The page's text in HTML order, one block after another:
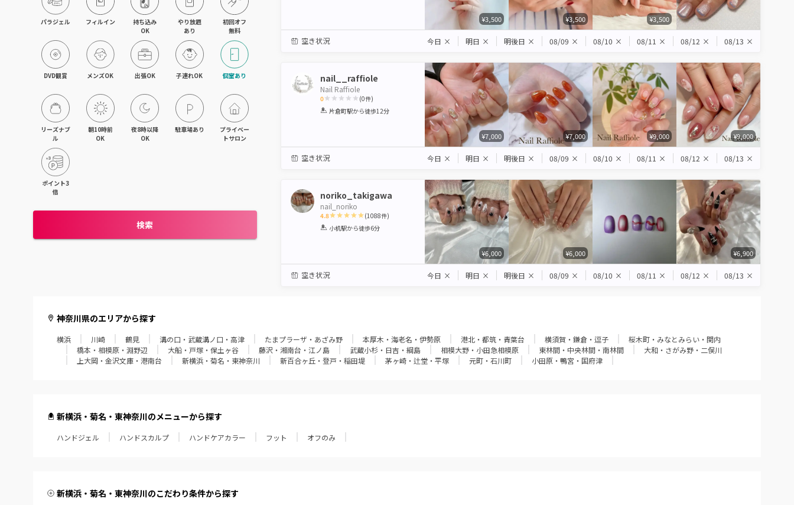
武蔵小杉・日吉・綱島
相模大野・小田急相模原
東林間・中央林間・南林間
大和・さがみ野・二俣川
上大岡・金沢文庫・港南台
パラジェル フィルイン
持ち込み
OK
やり放題
あり
初回オフ
無料
DVD観賞 メンズOK 出張OK 子連れOK 個室あり
リーズナブ
ル
朝10時前
OK
夜8時以降
OK
駐車場あり
プライベー
トサロン
ポイント3
倍
検索
¥3,500 ¥3,500 ¥3,500
空き状況 今日 × 明日 × 明後日 × 08/09 × 08/10 × 08/11 × 08/12 × 08/13 ×
nail__raffiole
Nail Raffiole
0
1 2 3 4 5
(0件)
片倉町駅から徒歩12分
¥7,000 ¥7,000 ¥9,000 ¥9,000
空き状況 今日 × 明日 × 明後日 × 08/09 × 08/10 × 08/11 × 08/12 × 08/13 ×
noriko_takigawa
nail_noriko
4.8
1 2 3 4 5
(1088件)
小机駅から徒歩6分
¥6,000 ¥6,000 ¥6,900
空き状況 今日 × 明日 × 明後日 × 08/09 × 08/10 × 08/11 × 08/12 × 08/13 ×
神奈川県のエリアから探す
横浜 川崎 鶴見 溝の口・武蔵溝ノ口・高津 たまプラーザ・あざみ野 本厚木・海老名・伊勢原 港北・都筑・青葉台 横須賀・鎌倉・逗子
桜木町・みなとみらい・関内
橋本・相模原・淵野辺
大船・戸塚・保土ヶ谷 藤沢・湘南台・江ノ島 武蔵小杉・日吉・綱島 相模大野・小田急相模原 東林間・中央林間・南林間
大和・さがみ野・二俣川
上大岡・金沢文庫・港南台
新横浜・菊名・東神奈川 新百合ヶ丘・登戸・稲田堤 茅ヶ崎・辻堂・平塚 元町・石川町 小田原・鴨宮・国府津
新横浜・菊名・東神奈川のメニューから探す
ハンドジェル ハンドスカルプ ハンドケアカラー フット オフのみ
新横浜・菊名・東神奈川のこだわり条件から探す